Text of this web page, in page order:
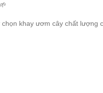
khay ươm cây chất lượng